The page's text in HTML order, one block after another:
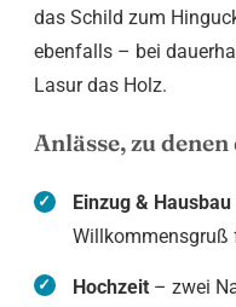
das Schild zum
ebenfalls – bei
Lasur das Holz.
Anlässe, zu
Einzug & Hausbau
Willkommensgruß
Hochzeit– zwei